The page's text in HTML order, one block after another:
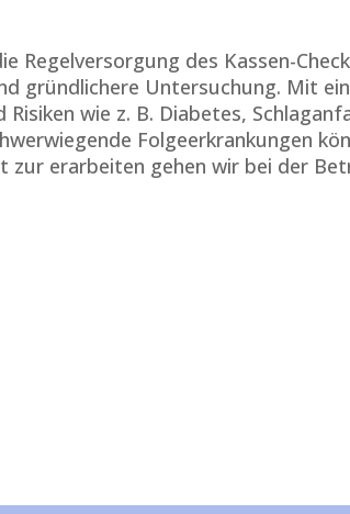
Regelversorgung des Kassen-
gründlichere Untersuchung. Mit
wie z. B. Diabetes,
Folgeerkrankungen
erarbeiten gehen wir bei der